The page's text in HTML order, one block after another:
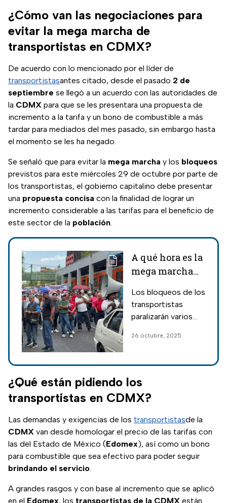
¿Cómo van las negociaciones para
evitar la mega marcha de
transportistas en CDMX?
De acuerdo con lo mencionado por el líder de
transportistasantes citado, desde el pasado 2 de
septiembre se llegó a un acuerdo con las autoridades de
la CDMX para que se les presentara una propuesta de
incremento a la tarifa y un bono de combustible a más
tardar para mediados del mes pasado, sin embargo hasta
el momento se les ha negado.
Se señaló que para evitar la mega marcha y los bloqueos
previstos para este miércoles 29 de octubre por parte de
los transportistas, el gobierno capitalino debe presentar
una propuesta concisa con la finalidad de lograr un
incremento considerable a las tarifas para el beneficio de
este sector de la población.
A qué hora es la
mega marcha
transportistas
en CDMX y en
bloqueos
Los bloqueos de los
transportistas
paralizarán varios
ya que se
8 mil unidades;
alternativas viales.
26 octubre, 2025
¿Qué están pidiendo los
transportistas en CDMX?
Las demandas y exigencias de los transportistasde la
CDMX van desde homologar el precio de las tarifas con
las del Estado de México (Edomex), así como un bono
para combustible que sea efectivo para poder seguir
brindando el servicio.
A grandes rasgos y con base al incremento que se aplicó
en el Edomex, los transportistas de la CDMX están